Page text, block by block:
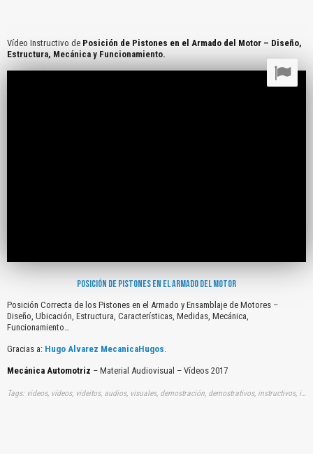
Vídeo Instructivo de Posición de Pistones en el Armado del Motor – Diseño,
Estructura, Mecánica y Funcionamiento.
POSICIÓN DE PISTONES EN EL ARMADO DEL MOTOR
Posición Correcta de los Pistones en el Armado y Ensamblaje de Motores –
Diseño, Ubicación, Estructura, Características, Medidas, Mecánica,
Funcionamiento…
Gracias a: Hugo Alvarez MecanicaHugos.
Mecánica Automotriz – Material Audiovisual – Vídeos 2017
Tags: videos, vídeos, videitos, audios, visuales, demostración, demostrativos, instructivos, instrucción, audiovisuales, gratuito, gratis, posiciones, correctas, pistones, armados, ensamblajes, motores, disenos, ubicaciones, estructuras, caracteristicas, medidas, mecanicas, funcionamientos, youtube